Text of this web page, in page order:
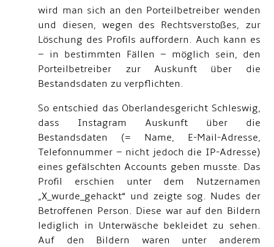
wird man sich an den Porteilbetreiber wenden
und diesen, wegen des Rechtsverstoßes, zur
Löschung des Profils auffordern. Auch kann es
– in bestimmten Fällen – möglich sein, den
Porteilbetreiber zur Auskunft über die
Bestandsdaten zu verpflichten.
So entschied das Oberlandesgericht Schleswig,
dass Instagram Auskunft über die
Bestandsdaten (= Name, E-Mail-Adresse,
Telefonnummer – nicht jedoch die IP-Adresse)
eines gefälschten Accounts geben musste. Das
Profil erschien unter dem Nutzernamen
„X_wurde_gehackt“ und zeigte sog. Nudes der
Betroffenen Person. Diese war auf den Bildern
lediglich in Unterwäsche bekleidet zu sehen.
Auf den Bildern waren unter anderem